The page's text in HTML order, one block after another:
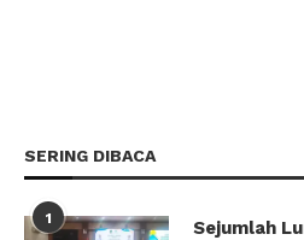
SERING DIBACA
1
Sejumlah